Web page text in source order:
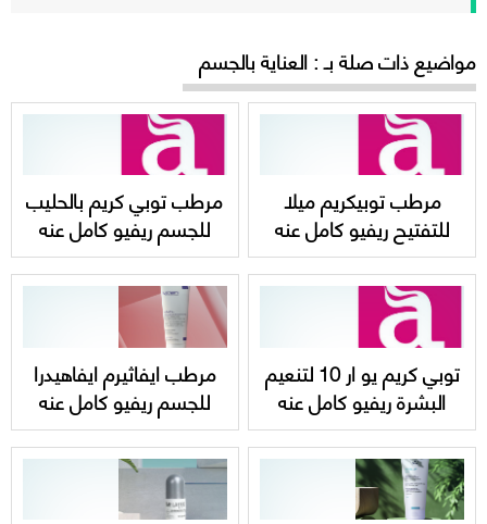
مواضيع ذات صلة بـ : العناية بالجسم
مرطب توبيكريم ميلا
للتفتيح ريفيو كامل عنه
Topicrem MELA
lightening ultra milk
مرطب توبي كريم بالحليب
للجسم ريفيو كامل عنه
واسعاره Topicrem body
milk
توبي كريم يو ار 10 لتنعيم
البشرة ريفيو كامل عنه
Topicrem UR-10 Anti-
Roughness
مرطب ايفاثيرم ايفاهيدرا
للجسم ريفيو كامل عنه
واسعاره ivatherm
emollient body cream